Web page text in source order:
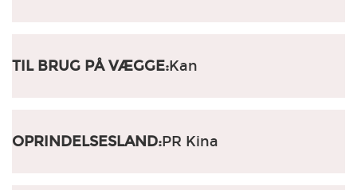
TIL BRUG PÅ VÆGGE:Kan
OPRINDELSESLAND:PR Kina